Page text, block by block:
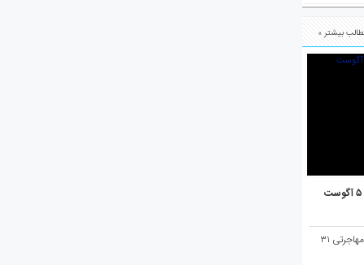
بیشتر »
هفته‌نامه مهاجرت/پاسخ به سوالات مهاجرتی ۳۱